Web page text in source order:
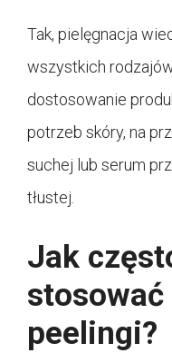
Tak, pielęgnacja
wszystkich
dostosowanie
potrzeb skóry, na
suchej lub serum
tłustej.
Jak
peelingi?